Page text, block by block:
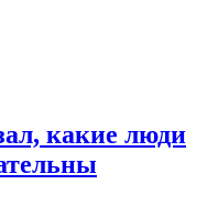
какие люди